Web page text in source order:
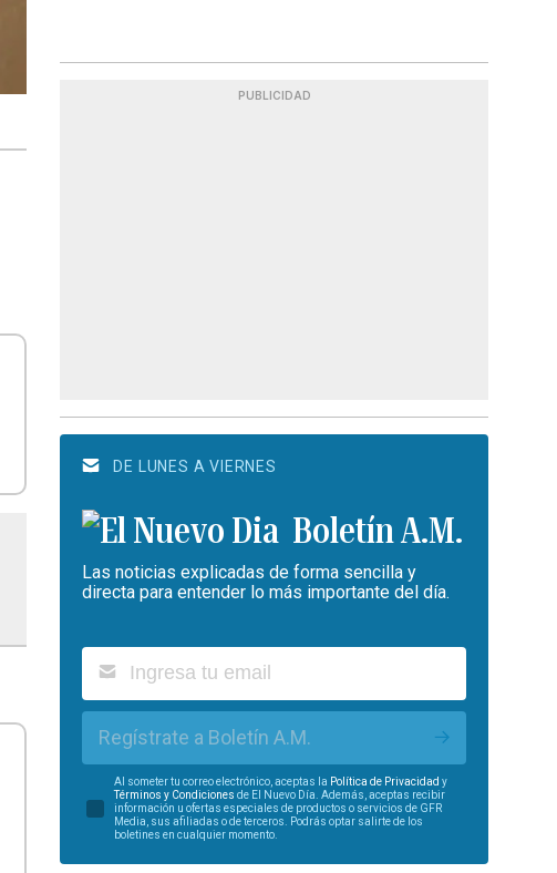
PUBLICIDAD
DE LUNES A VIERNES
Boletín A.M.
Las noticias explicadas de forma sencilla y
directa para entender lo más importante del día.
Regístrate a Boletín A.M.
Al someter tu correo electrónico, aceptas la Política de Privacidad y
Términos y Condiciones de El Nuevo Día. Además, aceptas recibir
información u ofertas especiales de productos o servicios de GFR
Media, sus afiliadas o de terceros. Podrás optar salirte de los
boletines en cualquier momento.